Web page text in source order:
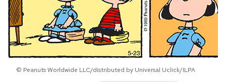
Cultura
Economia
Sport
Europa
Altrecose
Mondiali calcio 2026
© Peanuts Worldwide LLC/distributed by Universal Uclick/ILPA